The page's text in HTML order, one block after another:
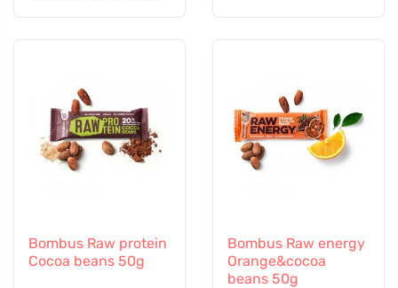
Bombus Raw protein
Cocoa beans 50g
Bombus Raw energy
Orange&cocoa
beans 50g